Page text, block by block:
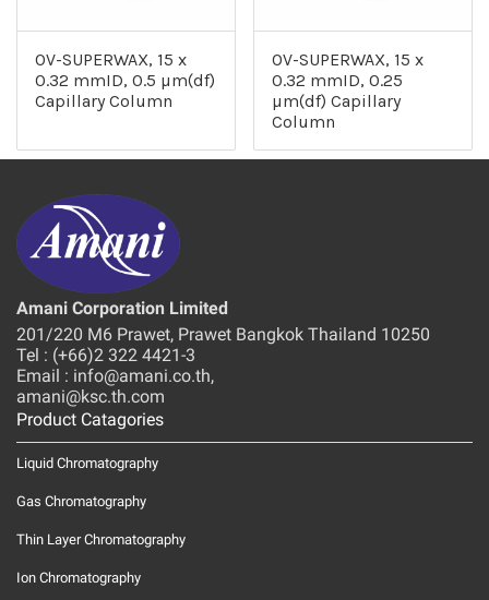
OV-SUPERWAX, 15 x
0.32 mmID, 0.5 µm(df)
Capillary Column
OV-SUPERWAX, 15 x
0.32 mmID, 0.25
µm(df) Capillary
Column
Amani Corporation Limited
201/220 M6 Prawet, Prawet Bangkok Thailand 10250
Tel : (+66)2 322 4421-3
Email : info@amani.co.th,
amani@ksc.th.com
Product Catagories
Liquid Chromatography
Gas Chromatography
Thin Layer Chromatography
Ion Chromatography